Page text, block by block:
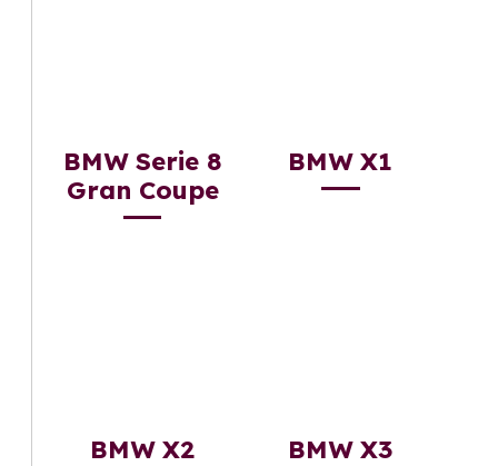
BMW Serie 8
Gran Coupe
BMW X1
BMW X2 BMW X3